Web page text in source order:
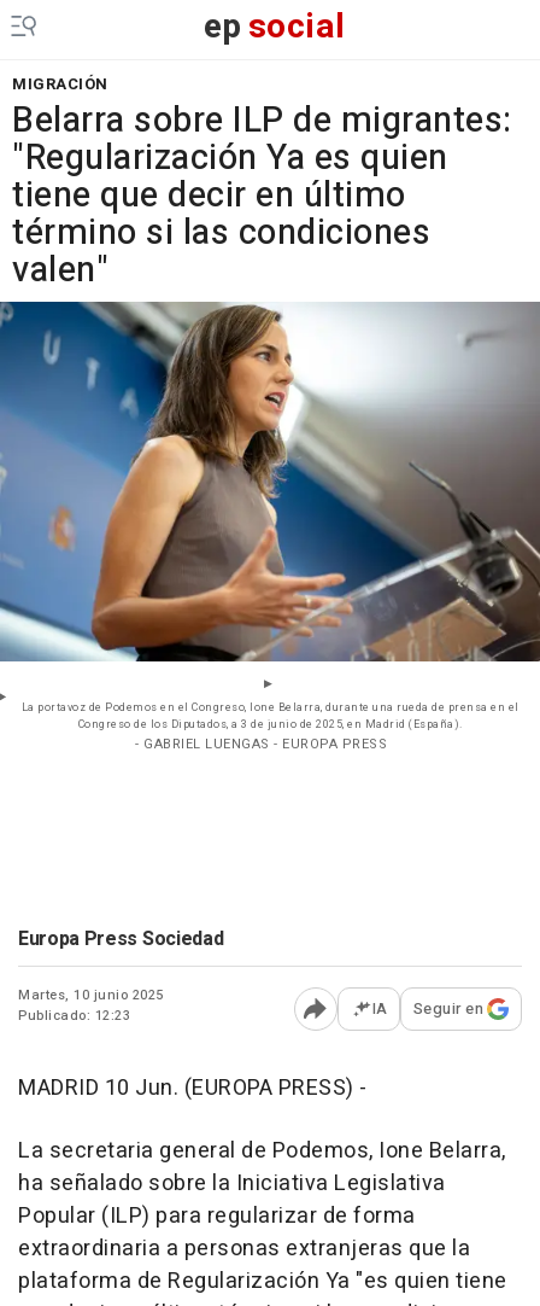
epsocial
MIGRACIÓN
Belarra sobre ILP de migrantes:
"Regularización Ya es quien
tiene que decir en último
término si las condiciones
valen"
La portavoz de Podemos en el Congreso, Ione Belarra, durante una rueda de prensa en el
Congreso de los Diputados, a 3 de junio de 2025, en Madrid (España).
- GABRIEL LUENGAS - EUROPA PRESS
Europa Press Sociedad
Martes, 10 junio 2025
Publicado: 12:23
Abrir opciones para
IA Seguir en
MADRID 10 Jun. (EUROPA PRESS) -
La secretaria general de Podemos, Ione Belarra,
ha señalado sobre la Iniciativa Legislativa
Popular (ILP) para regularizar de forma
extraordinaria a personas extranjeras que la
plataforma de Regularización Ya "es quien tiene